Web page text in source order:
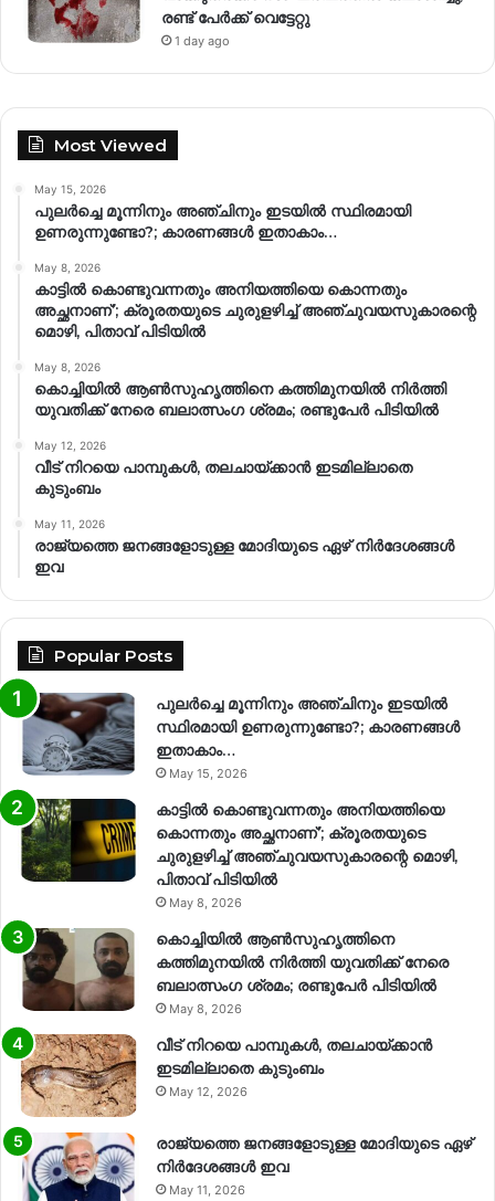
രണ്ട് പേർക്ക് വെട്ടേറ്റു
1 day ago
Most Viewed
May 15, 2026
പുലർച്ചെ മൂന്നിനും അഞ്ചിനും ഇടയിൽ സ്ഥിരമായി
ഉണരുന്നുണ്ടോ?; കാരണങ്ങള്‍ ഇതാകാം…
May 8, 2026
കാട്ടിൽ കൊണ്ടുവന്നതും അനിയത്തിയെ കൊന്നതും
അച്ഛനാണ്’; ക്രൂരതയുടെ ചുരുളഴിച്ച് അഞ്ചുവയസുകാരന്റെ
മൊഴി, പിതാവ് പിടിയിൽ
May 8, 2026
കൊച്ചിയിൽ ആൺസുഹൃത്തിനെ കത്തിമുനയിൽ നിർത്തി
യുവതിക്ക് നേരെ ബലാത്സംഗ​ ശ്രമം; രണ്ടുപേർ പിടിയിൽ
May 12, 2026
വീട് നിറയെ പാമ്പുകൾ, തലചായ്ക്കാൻ ഇടമില്ലാതെ
കുടുംബം
May 11, 2026
രാജ്യത്തെ ജനങ്ങളോടുള്ള മോദിയുടെ ഏഴ് നിര്‍ദേശങ്ങള്‍
ഇവ
Popular Posts
പുലർച്ചെ മൂന്നിനും അഞ്ചിനും ഇടയിൽ
സ്ഥിരമായി ഉണരുന്നുണ്ടോ?; കാരണങ്ങള്‍
ഇതാകാം…
May 15, 2026
കാട്ടിൽ കൊണ്ടുവന്നതും അനിയത്തിയെ
കൊന്നതും അച്ഛനാണ്’; ക്രൂരതയുടെ
ചുരുളഴിച്ച് അഞ്ചുവയസുകാരന്റെ മൊഴി,
പിതാവ് പിടിയിൽ
May 8, 2026
കൊച്ചിയിൽ ആൺസുഹൃത്തിനെ
കത്തിമുനയിൽ നിർത്തി യുവതിക്ക് നേരെ
ബലാത്സംഗ​ ശ്രമം; രണ്ടുപേർ പിടിയിൽ
May 8, 2026
വീട് നിറയെ പാമ്പുകൾ, തലചായ്ക്കാൻ
ഇടമില്ലാതെ കുടുംബം
May 12, 2026
രാജ്യത്തെ ജനങ്ങളോടുള്ള മോദിയുടെ ഏഴ്
നിര്‍ദേശങ്ങള്‍ ഇവ
May 11, 2026